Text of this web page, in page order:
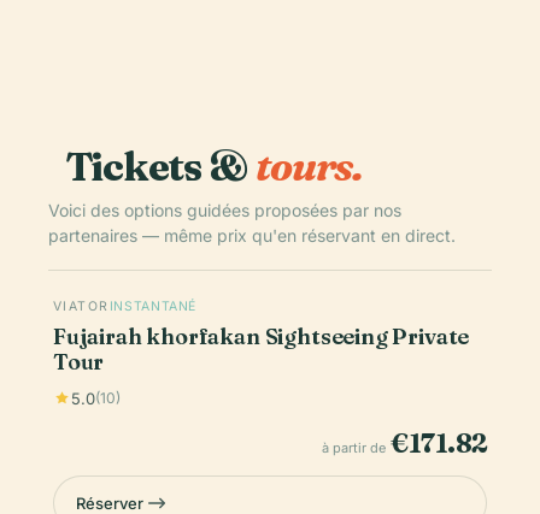
Tickets &tours.
Voici des options guidées proposées par nos
partenaires — même prix qu'en réservant en direct.
VIATOR INSTANTANÉ
Fujairah khorfakan Sightseeing Private
Tour
5.0(10)
à partir de €171.82
Réserver